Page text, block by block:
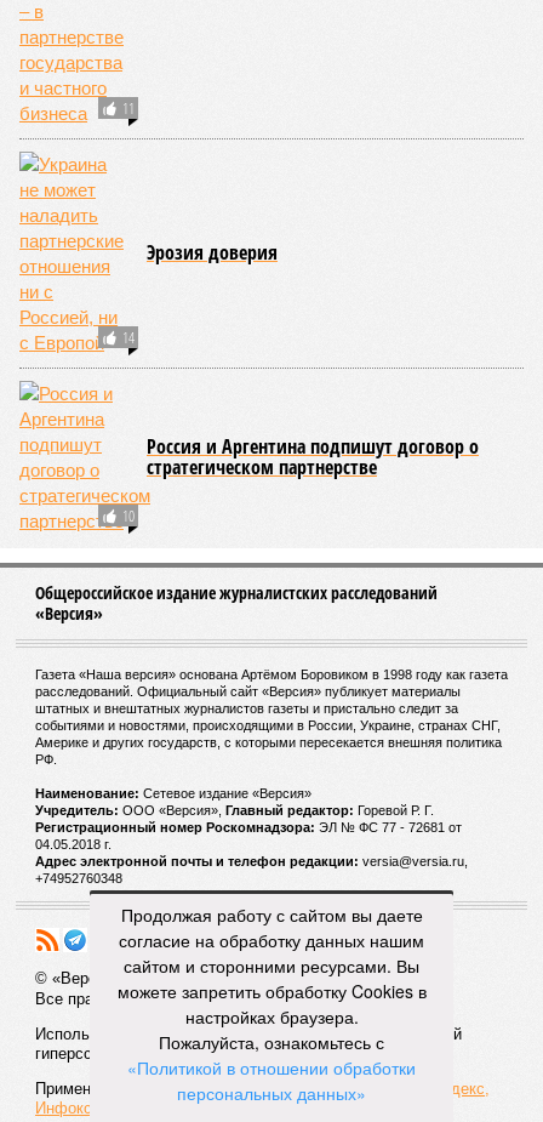
11
14
Эрозия доверия
10
Россия и Аргентина подпишут договор о
стратегическом партнерстве
Общероссийское издание журналистских расследований
«Версия»
Газета «Наша версия» основана Артёмом Боровиком в 1998 году как газета
расследований. Официальный сайт «Версия» публикует материалы
штатных и внештатных журналистов газеты и пристально следит за
событиями и новостями, происходящими в России, Украине, странах СНГ,
Америке и других государств, с которыми пересекается внешняя политика
РФ.
Наименование: Cетевое издание «Версия»
Учредитель: ООО «Версия», Главный редактор: Горевой Р. Г.
Регистрационный номер Роскомнадзора: ЭЛ № ФС 77 - 72681 от
04.05.2018 г.
Адрес электронной почты и телефон редакции: versia@versia.ru,
+74952760348
© «Версия» 18+
Все права защищены
Использование материалов «Версии» без индексируемой
гиперссылки запрещено
Применяются рекомендательные технологии:
СМИ2, Яндекс,
Инфокс
Продолжая работу с сайтом вы даете
согласие на обработку данных нашим
сайтом и сторонними ресурсами. Вы
можете запретить обработку Cookies в
настройках браузера.
Пожалуйста, ознакомьтесь с
«Политикой в отношении обработки
персональных данных»